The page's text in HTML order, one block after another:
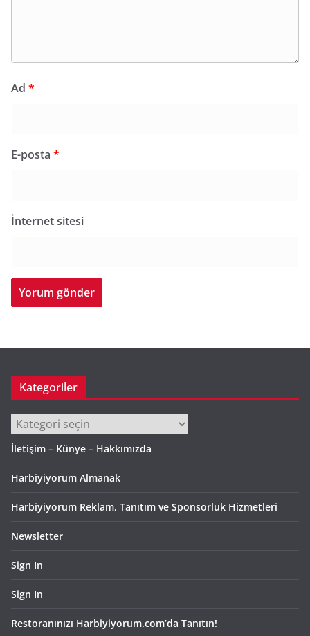
Ad *
E-posta *
İnternet sitesi
Kategoriler
Kategoriler
İletişim – Künye – Hakkımızda
Harbiyiyorum Almanak
Harbiyiyorum Reklam, Tanıtım ve Sponsorluk Hizmetleri
Newsletter
Sign In
Sign In
Restoranınızı Harbiyiyorum.com’da Tanıtın!